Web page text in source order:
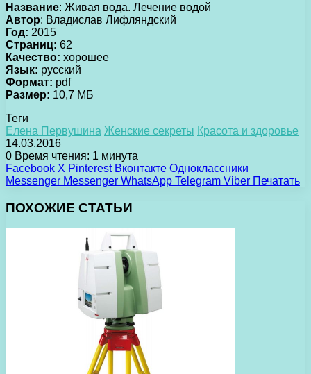
Название: Живая вода. Лечение водой
Автор: Владислав Лифляндский
Год: 2015
Страниц: 62
Качество: хорошее
Язык: русский
Формат: pdf
Размер: 10,7 МБ
Теги
Елена Первушина Женские секреты Красота и здоровье
14.03.2016
0 Время чтения: 1 минута
Facebook X Pinterest Вконтакте Одноклассники
Messenger Messenger WhatsApp Telegram Viber Печатать
ПОХОЖИЕ СТАТЬИ